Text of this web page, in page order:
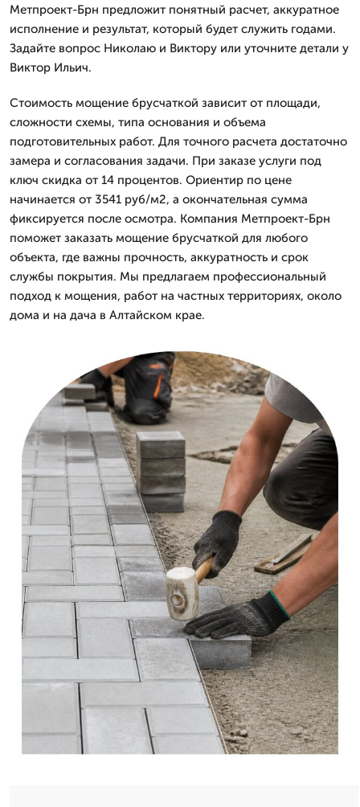
Метпроект-Брн предложит понятный расчет, аккуратное
исполнение и результат, который будет служить годами.
Задайте вопрос Николаю и Виктору или уточните детали у
Виктор Ильич.
Стоимость мощение брусчаткой зависит от площади,
сложности схемы, типа основания и объема
подготовительных работ. Для точного расчета достаточно
замера и согласования задачи. При заказе услуги под
ключ скидка от 14 процентов. Ориентир по цене
начинается от 3541 руб/м2, а окончательная сумма
фиксируется после осмотра. Компания Метпроект-Брн
поможет заказать мощение брусчаткой для любого
объекта, где важны прочность, аккуратность и срок
службы покрытия. Мы предлагаем профессиональный
подход к мощения, работ на частных территориях, около
дома и на дача в Алтайском крае.